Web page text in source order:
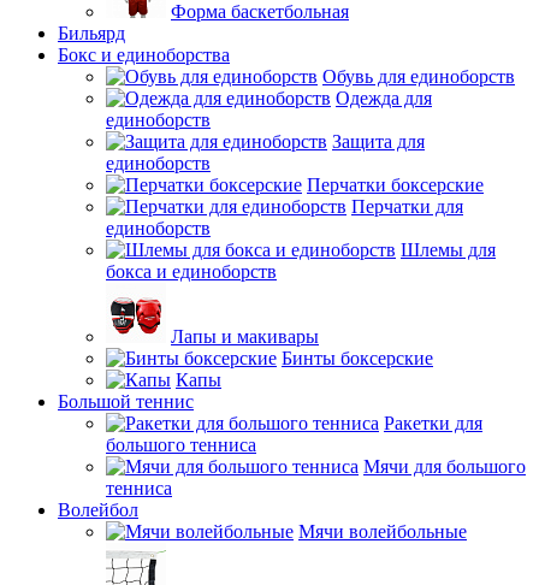
Форма баскетбольная
Бильярд
Бокс и единоборства
Обувь для единоборств
Одежда для
единоборств
Защита для
единоборств
Перчатки боксерские
Перчатки для
единоборств
Шлемы для
бокса и единоборств
Лапы и макивары
Бинты боксерские
Капы
Большой теннис
Ракетки для
большого тенниса
Мячи для большого
тенниса
Волейбол
Мячи волейбольные